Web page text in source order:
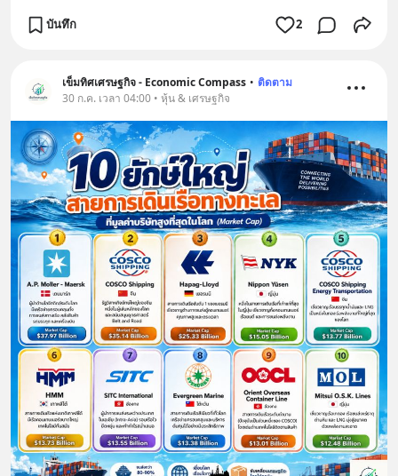
บันทึก 2
เข็มทิศเศรษฐกิจ - Economic Compass • ติดตาม
30 ก.ค. เวลา 04:00 • หุ้น & เศรษฐกิจ